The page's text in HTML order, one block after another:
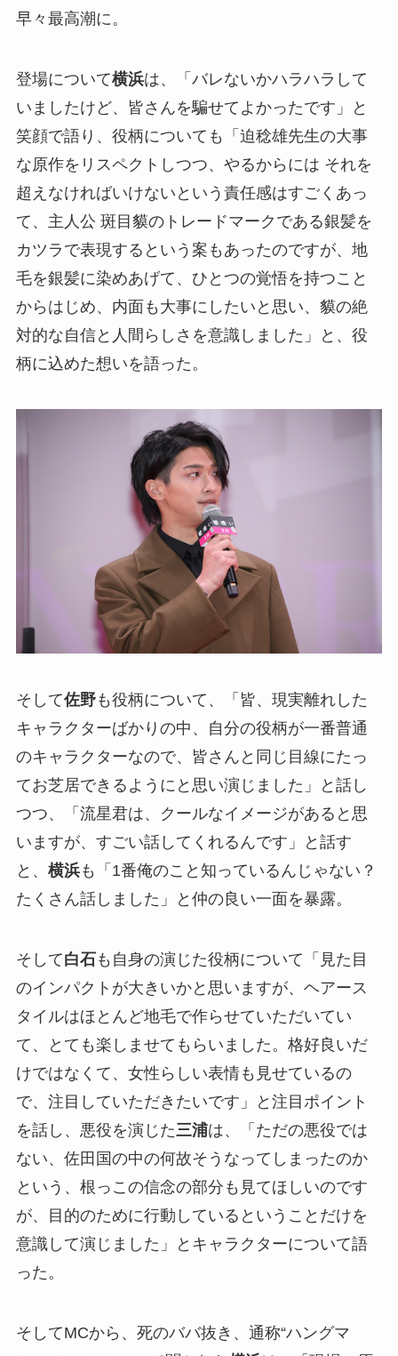
早々最高潮に。
登場について横浜は、「バレないかハラハラして
いましたけど、皆さんを騙せてよかったです」と
笑顔で語り、役柄についても「迫稔雄先生の大事
な原作をリスペクトしつつ、やるからには それを
超えなければいけないという責任感はすごくあっ
て、主人公 斑目貘のトレードマークである銀髪を
カツラで表現するという案もあったのですが、地
毛を銀髪に染めあげて、ひとつの覚悟を持つこと
からはじめ、内面も大事にしたいと思い、貘の絶
対的な自信と人間らしさを意識しました」と、役
柄に込めた想いを語った。
そして佐野も役柄について、「皆、現実離れした
キャラクターばかりの中、自分の役柄が一番普通
のキャラクターなので、皆さんと同じ目線にたっ
てお芝居できるようにと思い演じました」と話し
つつ、「流星君は、クールなイメージがあると思
いますが、すごい話してくれるんです」と話す
と、 横浜も「1番俺のこと知っているんじゃない？
たくさん話しました」と仲の良い一面を暴露。
そして白石も自身の演じた役柄について「見た目
のインパクトが大きいかと思いますが、ヘアース
タイルはほとんど地毛で作らせていただいてい
て、とても楽しませてもらいました。格好良いだ
けではなくて、女性らしい表情も見せているの
で、注目していただきたいです」と注目ポイント
を話し、悪役を演じた三浦は、「ただの悪役では
ない、佐田国の中の何故そうなってしまったのか
という、根っこの信念の部分も見てほしいのです
が、目的のために行動しているということだけを
意識して演じました」とキャラクターについて語
った。
そしてMCから、死のババ抜き、通称“ハングマ